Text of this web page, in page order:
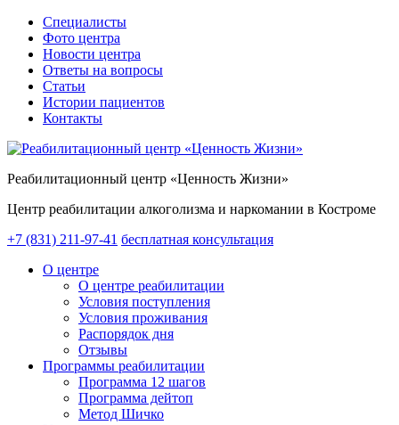
Специалисты
Фото центра
Новости центра
Ответы на вопросы
Статьи
Истории пациентов
Контакты
Реабилитационный центр «Ценность Жизни»
Центр реабилитации алкоголизма и наркомании в Костроме
+7 (831) 211-97-41 бесплатная консультация
О центре
О центре реабилитации
Условия поступления
Условия проживания
Распорядок дня
Отзывы
Программы реабилитации
Программа 12 шагов
Программа дейтоп
Метод Шичко